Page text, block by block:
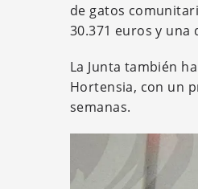
de gatos
30.371 euros y una
La Junta también
Hortensia, con un
semanas.